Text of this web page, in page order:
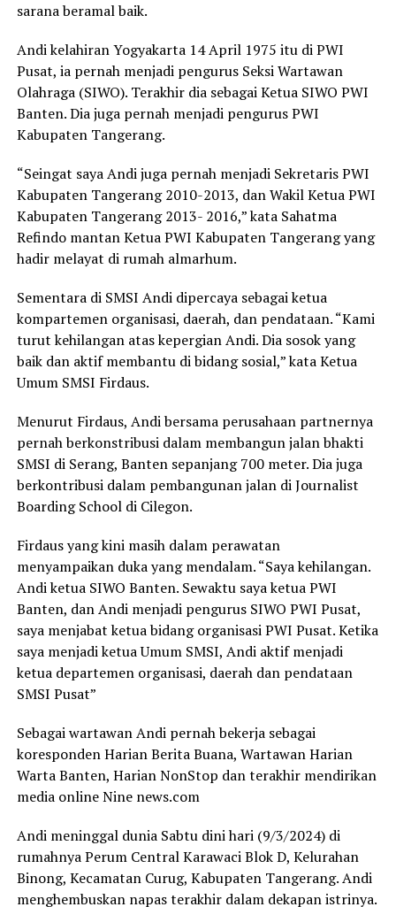
sarana beramal baik.
Andi kelahiran Yogyakarta 14 April 1975 itu di PWI
Pusat, ia pernah menjadi pengurus Seksi Wartawan
Olahraga (SIWO). Terakhir dia sebagai Ketua SIWO PWI
Banten. Dia juga pernah menjadi pengurus PWI
Kabupaten Tangerang.
“Seingat saya Andi juga pernah menjadi Sekretaris PWI
Kabupaten Tangerang 2010-2013, dan Wakil Ketua PWI
Kabupaten Tangerang 2013- 2016,” kata Sahatma
Refindo mantan Ketua PWI Kabupaten Tangerang yang
hadir melayat di rumah almarhum.
Sementara di SMSI Andi dipercaya sebagai ketua
kompartemen organisasi, daerah, dan pendataan. “Kami
turut kehilangan atas kepergian Andi. Dia sosok yang
baik dan aktif membantu di bidang sosial,” kata Ketua
Umum SMSI Firdaus.
Menurut Firdaus, Andi bersama perusahaan partnernya
pernah berkonstribusi dalam membangun jalan bhakti
SMSI di Serang, Banten sepanjang 700 meter. Dia juga
berkontribusi dalam pembangunan jalan di Journalist
Boarding School di Cilegon.
Firdaus yang kini masih dalam perawatan
menyampaikan duka yang mendalam. “Saya kehilangan.
Andi ketua SIWO Banten. Sewaktu saya ketua PWI
Banten, dan Andi menjadi pengurus SIWO PWI Pusat,
saya menjabat ketua bidang organisasi PWI Pusat. Ketika
saya menjadi ketua Umum SMSI, Andi aktif menjadi
ketua departemen organisasi, daerah dan pendataan
SMSI Pusat”
Sebagai wartawan Andi pernah bekerja sebagai
koresponden Harian Berita Buana, Wartawan Harian
Warta Banten, Harian NonStop dan terakhir mendirikan
media online Nine news.com
Andi meninggal dunia Sabtu dini hari (9/3/2024) di
rumahnya Perum Central Karawaci Blok D, Kelurahan
Binong, Kecamatan Curug, Kabupaten Tangerang. Andi
menghembuskan napas terakhir dalam dekapan istrinya.